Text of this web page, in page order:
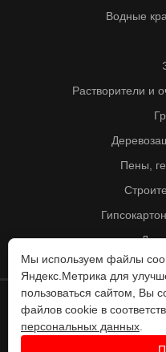
Водные
Растворители и
Пены,
©
Мы используем файлы
Яндекс.Метрика для
пользоваться сайтом, Вы
файлов cookie в
персональных данных